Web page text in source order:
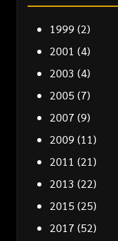
1999 (2)
2001 (4)
2003 (4)
2005 (7)
2007 (9)
2009 (11)
2011 (21)
2013 (22)
2015 (25)
2017 (52)